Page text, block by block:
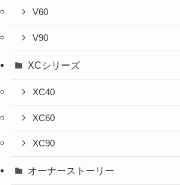
V60
V90
XCシリーズ
XC40
XC60
XC90
オーナーストーリー